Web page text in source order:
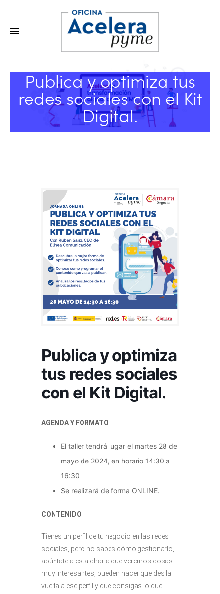
Publica y optimiza tus
redes sociales con el Kit
Digital.
Publica y optimiza
tus redes sociales
con el Kit Digital.
AGENDA Y FORMATO
El taller tendrá lugar el martes 28 de
mayo de 2024, en horario 14:30 a
16:30
Se realizará de forma ONLINE.
CONTENIDO
Tienes un perfil de tu negocio en las redes
sociales, pero no sabes cómo gestionarlo,
apúntate a esta charla que veremos cosas
muy interesantes, pueden hacer que des la
vuelta a ese perfil y que consigas lo que